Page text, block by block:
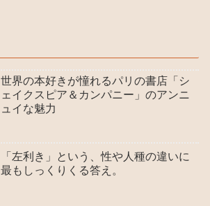
世界の本好きが憧れるパリの書店「シ
ェイクスピア＆カンパニー」のアンニ
ュイな魅力
「左利き」という、性や人種の違いに
最もしっくりくる答え。